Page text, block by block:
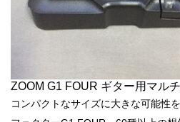
ZOOM G1 FOUR ギター用マル
コンパクトなサイズに大きな可能性